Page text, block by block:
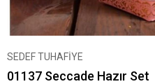
SEDEF TUHAFİYE
01137 Seccade Hazır Set